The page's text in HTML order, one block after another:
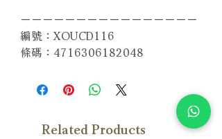
－－－－－－－－－－－－－－－－
編號：XOUCD116
條碼：4716306182048
Related Products